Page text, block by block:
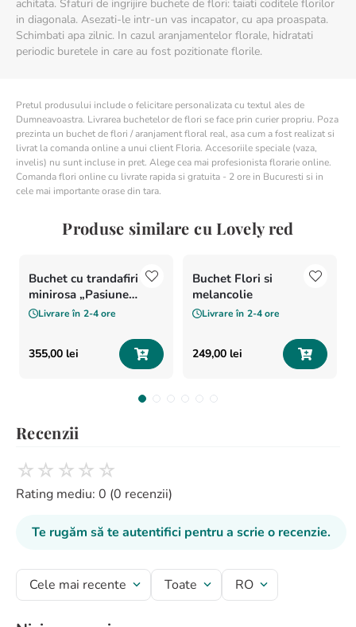
achitata. Sfaturi de ingrijire buchete de flori: taiati coditele florilor
in diagonala. Asezati-le intr-un vas incapator, cu apa proaspata.
Schimbati apa zilnic. In cazul aranjamentelor florale, hidratati
periodic buretele in care au fost pozitionate florile.
Pretul produsului include o felicitare personalizata cu textul ales de
Dumneavoastra. Livrarea buchetelor de flori se face prin curier propriu. Poza
prezinta un buchet de flori / aranjament floral real, asa cum a fost realizat si
livrat la comanda online a unui client Floria. Accesoriile speciale (vaza,
invelis) nu sunt incluse in pret. Alege cea mai profesionista florarie online.
Comanda flori online cu livrate rapida si gratuita - 2 ore in Bucuresti si in
cele mai importante orase din tara.
Produse similare cu Lovely red
Buchet cu trandafiri si
pentru flori”
Livrare în 2-4 ore
Recenzii